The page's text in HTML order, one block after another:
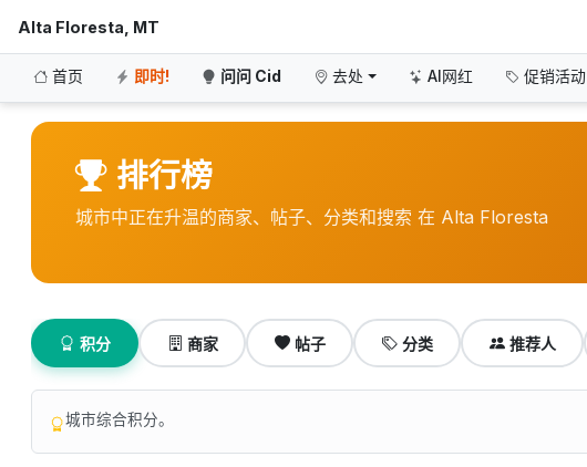
Alta Floresta, MT
首页 即时! 问问 Cid 去处 AI网红 促销活动
排行榜
城市中正在升温的商家、帖子、分类和搜索 在 Alta Floresta
积分 商家 帖子 分类 推荐人
城市综合积分。